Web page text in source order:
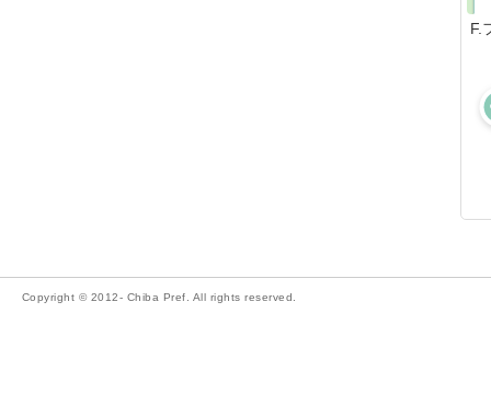
F.
Copyright © 2012- Chiba Pref. All rights reserved.